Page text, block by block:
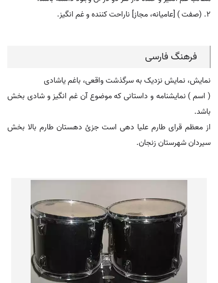
۲. (صفت ) [عامیانه، مجاز] ناراحت کننده و غم انگیز.
فرهنگ فارسی
نمایش، نمایش نزدیک به سرگذشت واقعی، باغم یاشادی
( اسم ) نمایشنامه و داستانی که موضوع آن غم انگیز و شادی بخش
باشد.
از معظم قرای طارم علیا دهی است جزئ دهستان طارم بالا بخش
سیردان شهرستان زنجان.